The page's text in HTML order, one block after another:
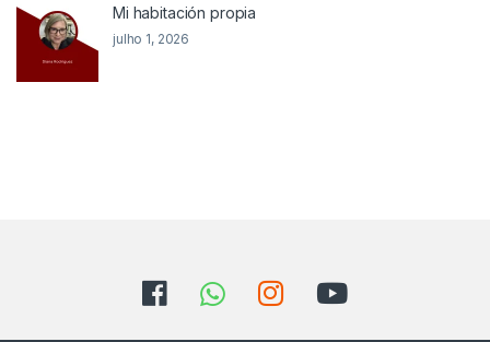
Mi habitación propia
julho 1, 2026